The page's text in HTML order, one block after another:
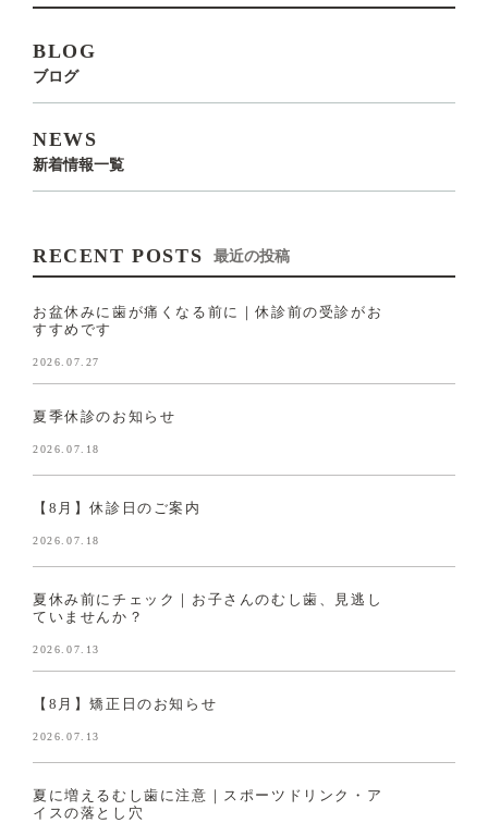
BLOG
ブログ
NEWS
新着情報一覧
RECENT POSTS 最近の投稿
お盆休みに歯が痛くなる前に｜休診前の受診がお
すすめです
2026.07.27
夏季休診のお知らせ
2026.07.18
【8月】休診日のご案内
2026.07.18
夏休み前にチェック｜お子さんのむし歯、見逃し
ていませんか？
2026.07.13
【8月】矯正日のお知らせ
2026.07.13
夏に増えるむし歯に注意｜スポーツドリンク・ア
イスの落とし穴